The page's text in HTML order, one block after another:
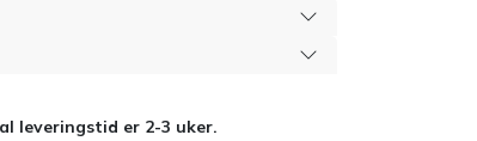
leveringstid er 2-3 uker.